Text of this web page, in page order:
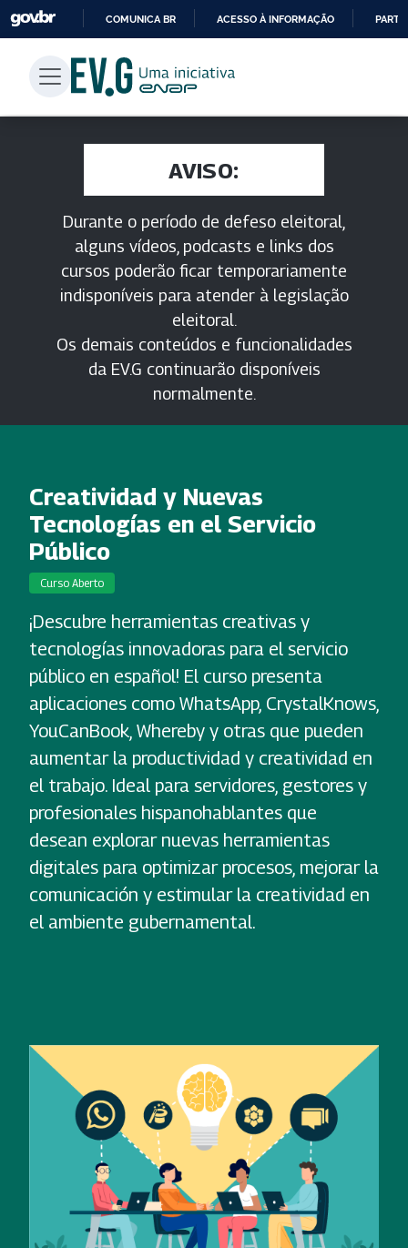
PARA
CONTEÚDO
COMUNICA BR ACESSO À INFORMAÇÃO
AVISO:
Durante o período de defeso eleitoral,
alguns vídeos, podcasts e links dos
cursos poderão ficar temporariamente
indisponíveis para atender à legislação
eleitoral.
Os demais conteúdos e funcionalidades
da EV.G continuarão disponíveis
normalmente.
Creatividad y Nuevas
Tecnologías en el Servicio
Público
Curso Aberto
¡Descubre herramientas creativas y
tecnologías innovadoras para el servicio
público en español! El curso presenta
aplicaciones como WhatsApp, CrystalKnows,
YouCanBook, Whereby y otras que pueden
aumentar la productividad y creatividad en
el trabajo. Ideal para servidores, gestores y
profesionales hispanohablantes que
desean explorar nuevas herramientas
digitales para optimizar procesos, mejorar la
comunicación y estimular la creatividad en
el ambiente gubernamental.